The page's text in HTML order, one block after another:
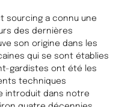
sourcing a connu une
des dernières
son origine dans les
qui se sont établies
gardistes ont été les
techniques
introduit dans notre